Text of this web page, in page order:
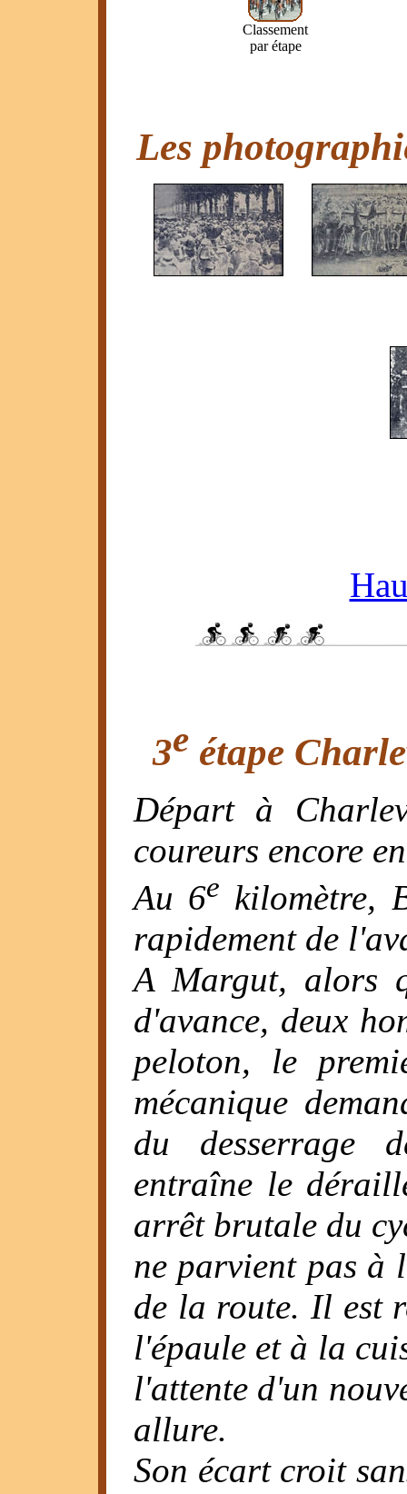
Classement
par étape
Les
3eétape
Départ à
coureurs encore
Au 6e kilomètre,
rapidement de
A Margut, alors
d'avance, deux
peloton, le
mécanique
du desserrage
entraîne le
arrêt brutale du
ne parvient pas à
de la route. Il est
l'épaule et à la
l'attente d'un
allure.
Son écart croit